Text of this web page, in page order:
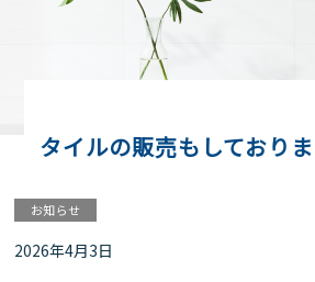
タイルの販売もしており
お知らせ
2026年4月3日